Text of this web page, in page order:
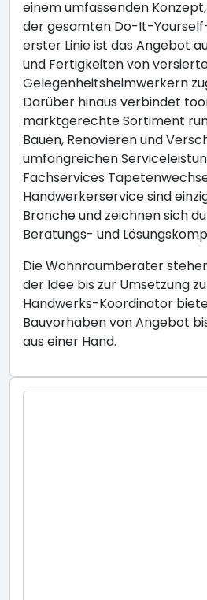
einem umfassenden
der gesamten Do-It-
erster Linie ist das Angebot
und Fertigkeiten von
Gelegenheitsheimwerkern
Darüber hinaus verbindet
marktgerechte Sortiment
Bauen, Renovieren und
umfangreichen
Fachservices
Handwerkerservice sind
Branche und zeichnen sich
Beratungs- und
Die Wohnraumberater
der Idee bis zur Umsetzung
Handwerks-Koordinator
Bauvorhaben von Angebot
aus einer Hand.